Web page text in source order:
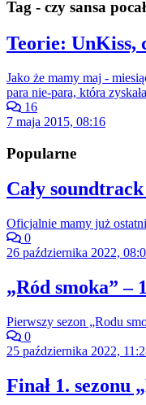
Tag - czy sansa
Teorie: UnKiss,
Jako że mamy maj -
para nie-para, która
16
7 maja 2015, 08:16
Popularne
Cały
Oficjalnie mamy już
0
26 października 2022,
„Ród smoka” –
Pierwszy sezon „Rodu
0
25 października 2022,
Finał 1. sezonu